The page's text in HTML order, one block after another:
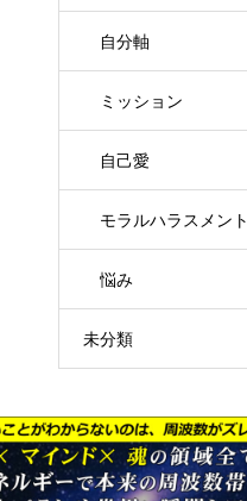
自分軸
ミッション
自己愛
モラルハラスメント
悩み
未分類